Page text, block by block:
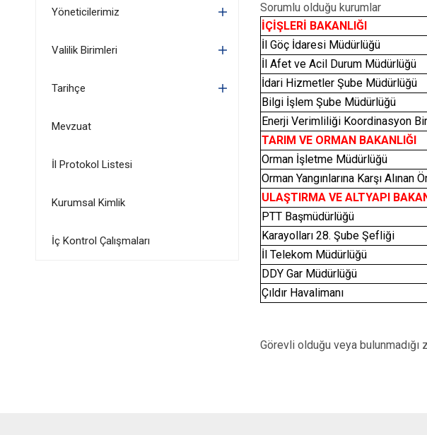
Yöneticilerimiz
Valilik Birimleri
Tarihçe
Mevzuat
İl Protokol Listesi
Kurumsal Kimlik
İç Kontrol Çalışmaları
Sorumlu olduğu kurumlar
İÇİŞLERİ BAKANLIĞI
İl Göç İdaresi Müdürlüğü
İl Afet ve Acil Durum Müdürlüğü
İdari Hizmetler Şube Müdürlüğü
Bilgi İşlem Şube Müdürlüğü
Enerji Verimliliği Koordinasyon
TARIM VE ORMAN BAKANLIĞI
Orman İşletme Müdürlüğü
Orman Yangınlarına Karşı Alınan
ULAŞTIRMA VE ALTYAPI
PTT Başmüdürlüğü
Karayolları 28. Şube Şefliği
İl Telekom Müdürlüğü
DDY Gar Müdürlüğü
Çıldır Havalimanı
Görevli olduğu veya